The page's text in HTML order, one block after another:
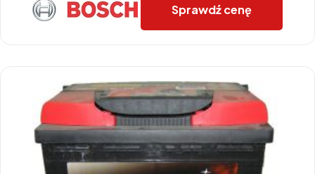
Sprawdź cenę